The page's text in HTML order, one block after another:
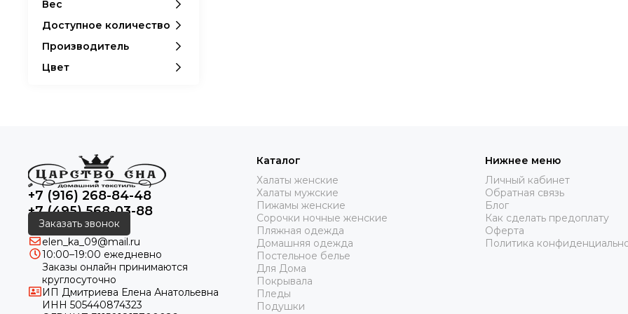
Вес
Доступное количество
Производитель
Цвет
+7 (916) 268-84-48
+7 (495) 568-03-88
Заказать звонок
elen_ka_09@mail.ru
10:00–19:00 ежедневно
Заказы онлайн принимаются
круглосуточно
ИП Дмитриева Елена Анатольевна
ИНН 505440874323
Каталог
Халаты женские
Халаты мужские
Пижамы женские
Сорочки ночные женские
Пляжная одежда
Домашняя одежда
Постельное белье
Для Дома
Покрывала
Пледы
Подушки
Нижнее меню
Личный кабинет
Обратная связь
Блог
Как сделать предоплату
Оферта
Политика